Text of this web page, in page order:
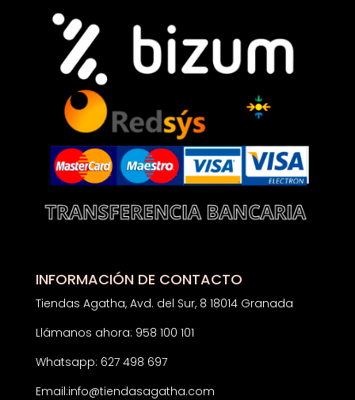
INFORMACIÓN DE CONTACTO
Tiendas Agatha, Avd. del Sur, 8 18014 Granada
Llámanos ahora: 958 100 101
Whatsapp: 627 498 697
Email:info@tiendasagatha.com